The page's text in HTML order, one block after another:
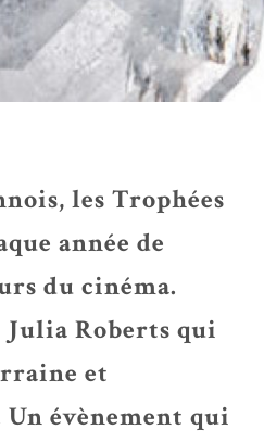
les Trophées
année de
du cinéma.
Julia Roberts qui
et
évènement qui